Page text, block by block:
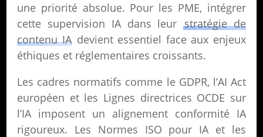
une priorité absolue. Pour les PME, intégrer
cette supervision IA dans leurstratégie de
contenu IA devient essentiel face aux enjeux
éthiques et réglementaires croissants.
Les cadres normatifs comme le GDPR, l’AI Act
européen et les Lignes directrices OCDE sur
l’IA imposent un alignement conformité IA
rigoureux. Les Normes ISO pour IA et les